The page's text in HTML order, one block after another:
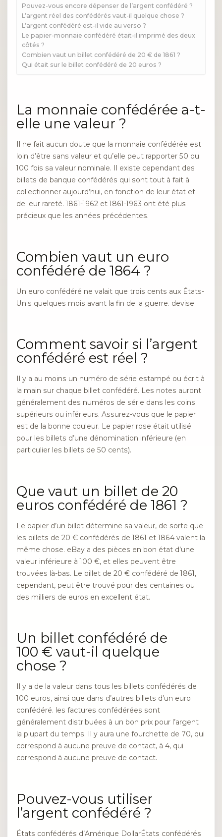
Pouvez-vous encore dépenser de l’argent confédéré ?
L’argent réel des confédérés vaut-il quelque chose ?
L’argent confédéré est-il vide au verso ?
Le papier-monnaie confédéré était-il imprimé des deux
côtés ?
Combien vaut un billet confédéré de 20 € de 1861 ?
Qui était sur le billet confédéré de 20 euros ?
La monnaie confédérée a-t-
elle une valeur ?
Il ne fait aucun doute que la monnaie confédérée est
loin d’être sans valeur et qu’elle peut rapporter 50 ou
100 fois sa valeur nominale. Il existe cependant des
billets de banque confédérés qui sont tout à fait à
collectionner aujourd’hui, en fonction de leur état et
de leur rareté. 1861-1962 et 1861-1963 ont été plus
précieux que les années précédentes.
Combien vaut un euro
confédéré de 1864 ?
Un euro confédéré ne valait que trois cents aux États-
Unis quelques mois avant la fin de la guerre. devise.
Comment savoir si l’argent
confédéré est réel ?
Il y a au moins un numéro de série estampé ou écrit à
la main sur chaque billet confédéré. Les notes auront
généralement des numéros de série dans les coins
supérieurs ou inférieurs. Assurez-vous que le papier
est de la bonne couleur. Le papier rose était utilisé
pour les billets d’une dénomination inférieure (en
particulier les billets de 50 cents).
Que vaut un billet de 20
euros confédéré de 1861 ?
Le papier d’un billet détermine sa valeur, de sorte que
les billets de 20 € confédérés de 1861 et 1864 valent la
même chose. eBay a des pièces en bon état d’une
valeur inférieure à 100 €, et elles peuvent être
trouvées là-bas. Le billet de 20 € confédéré de 1861,
cependant, peut être trouvé pour des centaines ou
des milliers de euros en excellent état.
Un billet confédéré de
100 € vaut-il quelque
chose ?
Il y a de la valeur dans tous les billets confédérés de
100 euros, ainsi que dans d’autres billets d’un euro
confédéré. les factures confédérées sont
généralement distribuées à un bon prix pour l’argent
la plupart du temps. Il y aura une fourchette de 70, qui
correspond à aucune preuve de contact, à 4, qui
correspond à aucune preuve de contact.
Pouvez-vous utiliser
l’argent confédéré ?
États confédérés d’Amérique DollarÉtats confédérés